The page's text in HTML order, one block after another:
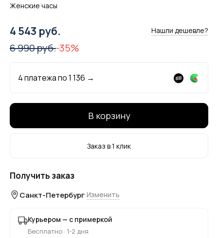
Женские часы
4 543 руб. Нашли дешевле?
6 990 руб.-35%
4 платежа по1 136 →
В корзину
Заказ в 1 клик
Получить заказ
Санкт-Петербург Изменить
Курьером — с примеркой
Бесплатно · 1-2 дня